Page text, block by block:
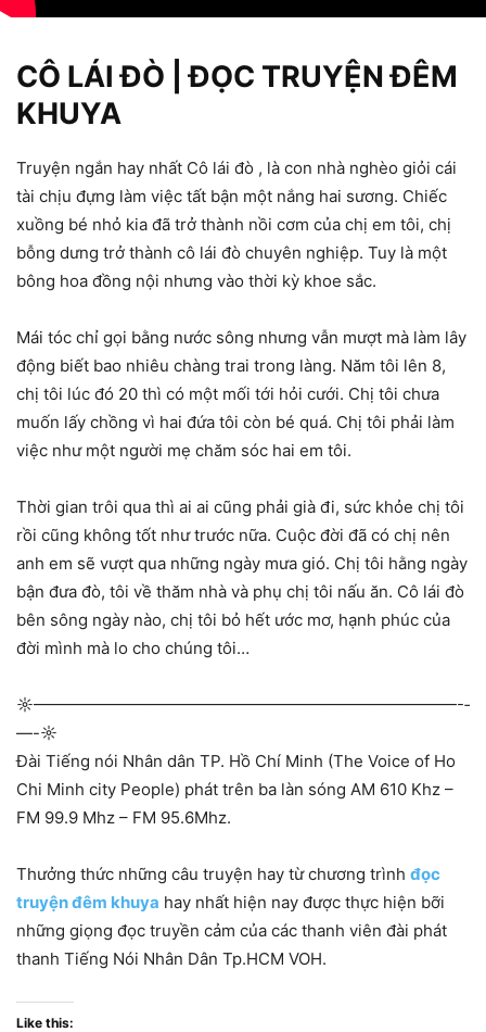
CÔ LÁI ĐÒ | ĐỌC TRUYỆN ĐÊM
KHUYA
Truyện ngắn hay nhất Cô lái đò , là con nhà nghèo giỏi cái
tài chịu đựng làm việc tất bận một nắng hai sương. Chiếc
xuồng bé nhỏ kia đã trở thành nồi cơm của chị em tôi, chị
bỗng dưng trở thành cô lái đò chuyên nghiệp. Tuy là một
bông hoa đồng nội nhưng vào thời kỳ khoe sắc.
Mái tóc chỉ gọi bằng nước sông nhưng vẫn mượt mà làm lây
động biết bao nhiêu chàng trai trong làng. Năm tôi lên 8,
chị tôi lúc đó 20 thì có một mối tới hỏi cưới. Chị tôi chưa
muốn lấy chồng vì hai đứa tôi còn bé quá. Chị tôi phải làm
việc như một người mẹ chăm sóc hai em tôi.
Thời gian trôi qua thì ai ai cũng phải già đi, sức khỏe chị tôi
rồi cũng không tốt như trước nữa. Cuộc đời đã có chị nên
anh em sẽ vượt qua những ngày mưa gió. Chị tôi hằng ngày
bận đưa đò, tôi về thăm nhà và phụ chị tôi nấu ăn. Cô lái đò
bên sông ngày nào, chị tôi bỏ hết ước mơ, hạnh phúc của
đời mình mà lo cho chúng tôi…
☼—————————————­—————————————-­
—-☼
Đài Tiếng nói Nhân dân TP. Hồ Chí Minh (The Voice of Ho
Chi Minh city People) phát trên ba làn sóng AM 610 Khz –
FM 99.9 Mhz – FM 95.6Mhz.
Thưởng thức những câu truyện hay từ chương trình đọc
truyện đêm khuya hay nhất hiện nay được thực hiện bỡi
những giọng đọc truyền cảm của các thanh viên đài phát
thanh Tiếng Nói Nhân Dân Tp.HCM VOH.
Like this: